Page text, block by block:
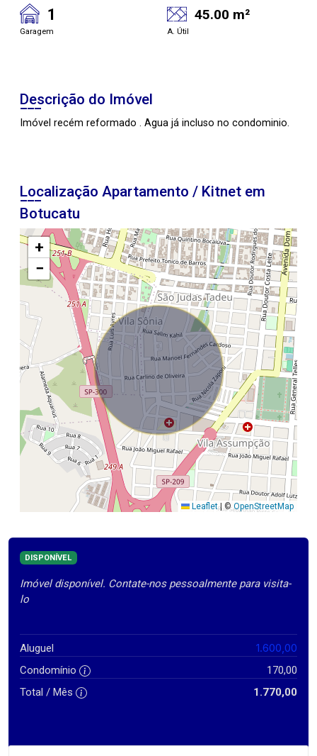
1
Garagem
45.00 m²
A. Útil
Descrição do Imóvel
Imóvel recém reformado . Agua já incluso no condominio.
Localização Apartamento / Kitnet em
Botucatu
+
−
Leaflet |©OpenStreetMap
DISPONÍVEL
Imóvel disponível. Contate-nos pessoalmente para visita-
lo
Aluguel 1.600,00
Condomínio
170,00
Total / Mês
1.770,00